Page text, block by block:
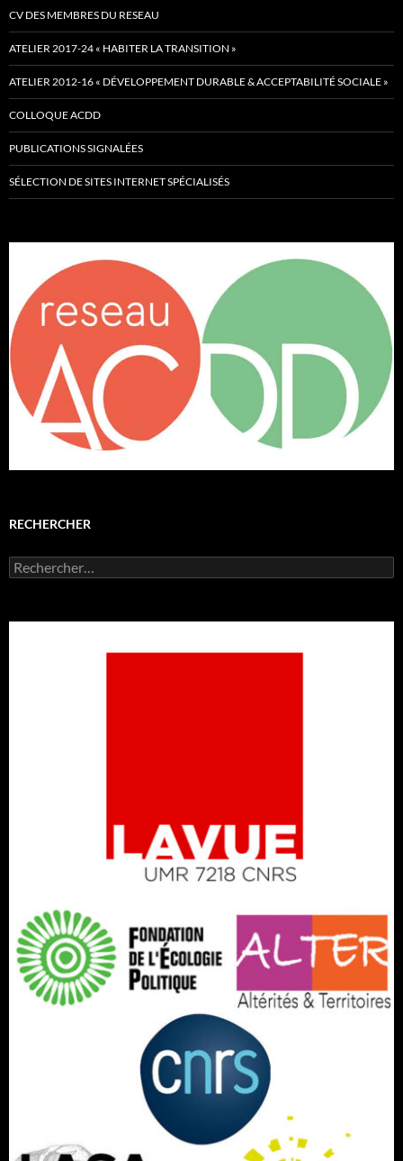
CV DES MEMBRES DU RESEAU
ATELIER 2017-24 « HABITER LA TRANSITION »
ATELIER 2012-16 « DÉVELOPPEMENT DURABLE & ACCEPTABILITÉ SOCIALE »
COLLOQUE ACDD
PUBLICATIONS SIGNALÉES
SÉLECTION DE SITES INTERNET SPÉCIALISÉS
RECHERCHER
Rechercher :